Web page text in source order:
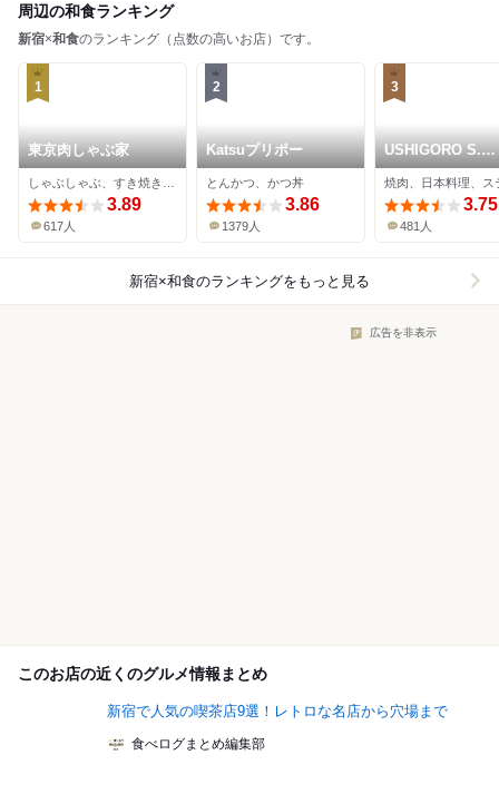
周辺の和食ランキング
新宿×和食のランキング（点数の高いお店）です。
1
東京肉しゃぶ家
3.89
617人
2
Katsuプリポー
とんかつ、かつ丼
3.86
1379人
3
USHIGORO S.
SHINJUKU
焼肉、日本料理、ス
3.75
481人
新宿×和食のランキングをもっと見る
広告を非表示
このお店の近くのグルメ情報まとめ
新宿で人気の喫茶店9選！レトロな名店から穴場まで
食べログまとめ編集部